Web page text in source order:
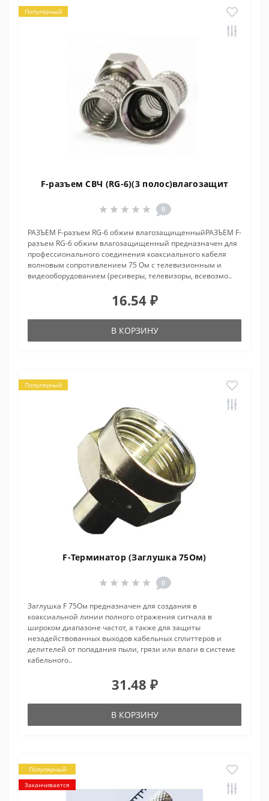
Популярный
F-разъем СВЧ (RG-6)(3 полос)влагозащит
0
РАЗЪЕМ F-разъем RG-6 обжим влагозащищенныйРАЗЪЕМ F-
разъем RG-6 обжим влагозащищенный предназначен для
профессионального соединения коаксиального кабеля
волновым сопротивлением 75 Ом с телевизионным и
видеооборудованием (ресиверы, телевизоры, всевозмо..
16.54 ₽
В КОРЗИНУ
Популярный
F-Терминатор (Заглушка 75Ом)
0
Заглушка F 75Ом предназначен для создания в
коаксиальной линии полного отражения сигнала в
широком диапазоне частот, а также для защиты
незадействованных выходов кабельных сплиттеров и
делителей от попадания пыли, грязи или влаги в системе
кабельного..
31.48 ₽
В КОРЗИНУ
Популярный
Заканчивается